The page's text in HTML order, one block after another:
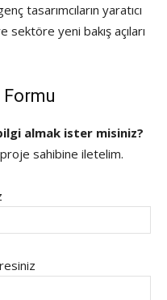
tasarımcıların yaratıcı
sektöre yeni bakış açıları
almak ister misiniz?
proje sahibine iletelim.